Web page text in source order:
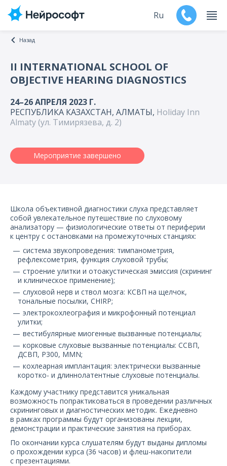
Продукты
Поддержка
Мероприятия
Дилеры
О компании
Карьера
Ru
Назад
II INTERNATIONAL SCHOOL OF
OBJECTIVE HEARING DIAGNOSTICS
24–26 АПРЕЛЯ 2023 Г.
РЕСПУБЛИКА КАЗАХСТАН, АЛМАТЫ, Holiday Inn
Almaty (ул. Тимирязева, д. 2)
Мероприятие завершено
Школа объективной диагностики слуха представляет
собой увлекательное путешествие по слуховому
анализатору — физиологические ответы от периферии
к центру с остановками на промежуточных станциях:
система звукопроведения: тимпанометрия,
рефлексометрия, функция слуховой трубы;
строение улитки и отоакустическая эмиссия (скрининг
и клиническое применение);
слуховой нерв и ствол мозга: КСВП на щелчок,
тональные посылки, CHIRP;
электрокохлеография и микрофонный потенциал
улитки;
вестибулярные миогенные вызванные потенциалы;
корковые слуховые вызванные потенциалы: ССВП,
ДСВП, Р300, MMN;
кохлеарная имплантация: электрически вызванные
коротко- и длиннолатентные слуховые потенциалы.
Каждому участнику представится уникальная
возможность попрактиковаться в проведении различных
скрининговых и диагностических методик. Ежедневно
в рамках программы будут организованы лекции,
демонстрации и практические занятия на приборах.
По окончании курса слушателям будут выданы дипломы
о прохождении курса (36 часов) и флеш-накопители
с презентациями.